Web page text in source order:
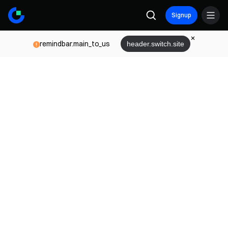
Signup
remindbar.main_to_us header.switch.site